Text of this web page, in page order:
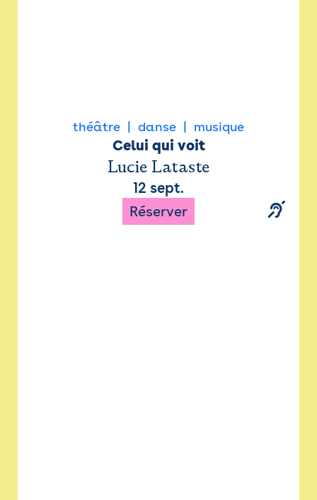
théâtre danse musique
Celui qui voit
Lucie Lataste
12 sept.
Réserver